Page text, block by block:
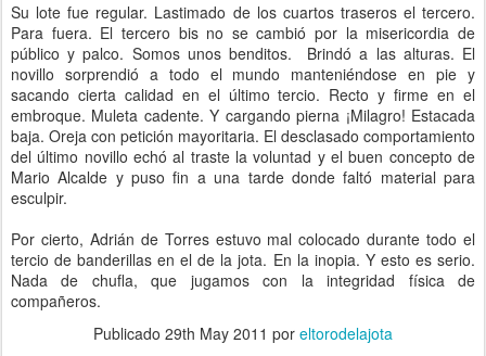
Su lote fue regular. Lastimado de los cuartos traseros el tercero.
Para fuera. El tercero bis no se cambió por la misericordia de
público y palco. Somos unos benditos. Brindó a las alturas. El
novillo sorprendió a todo el mundo manteniéndose en pie y
sacando cierta calidad en el último tercio. Recto y firme en el
embroque. Muleta cadente. Y cargando pierna ¡Milagro! Estacada
baja. Oreja con petición mayoritaria. El desclasado comportamiento
del último novillo echó al traste la voluntad y el buen concepto de
Mario Alcalde y puso fin a una tarde donde faltó material para
esculpir.
Por cierto, Adrián de Torres estuvo mal colocado durante todo el
tercio de banderillas en el de la jota. En la inopia. Y esto es serio.
Nada de chufla, que jugamos con la integridad física de
compañeros.
Publicado 29th May 2011 por eltorodelajota